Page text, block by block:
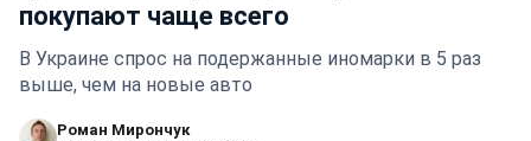
покупают чаще всего
В Украине спрос на подержанные иномарки в 5 раз
выше, чем на новые авто
Роман Мирончук